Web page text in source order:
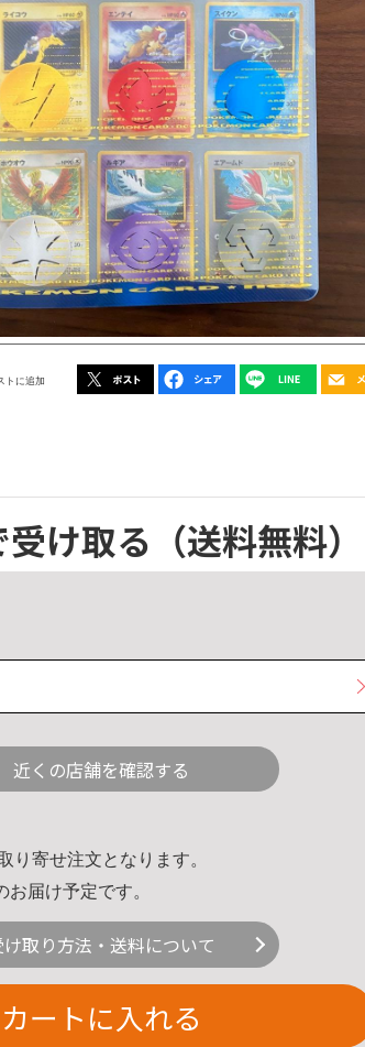
トに追加
け取る （送料無料）
近くの店舗を確認する
り寄せ注文となります。
届け予定です。
け取り方法・送料について
カートに入れる